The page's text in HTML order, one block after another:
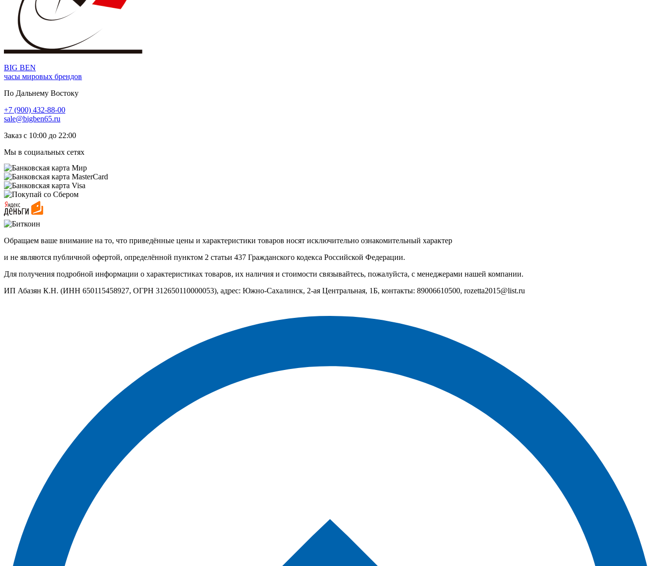
BIG BEN
часы мировых брендов
По Дальнему Востоку
+7 (900) 432-88-00
sale@bigben65.ru
Заказ с 10:00 до 22:00
Мы в социальных сетях
Обращаем ваше внимание на то, что приведённые цены и характеристики товаров носят исключительно ознакомительный характер
и не являются публичной офертой, определённой пунктом 2 статьи 437 Гражданского кодекса Российской Федерации.
Для получения подробной информации о характеристиках товаров, их наличия и стоимости связывайтесь, пожалуйста, с менеджерами нашей компании.
ИП Абазян К.Н. (ИНН 650115458927, ОГРН 312650110000053), адрес: Южно-Сахалинск, 2-ая Центральная, 1Б, контакты: 89006610500, rozetta2015@list.ru